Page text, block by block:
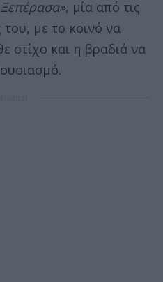
, μία από τις
του, με το κοινό να
στίχο και η βραδιά να